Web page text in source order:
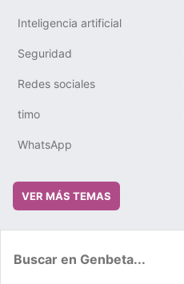
Inteligencia artificial
Seguridad
Redes sociales
timo
WhatsApp
VER MÁS TEMAS